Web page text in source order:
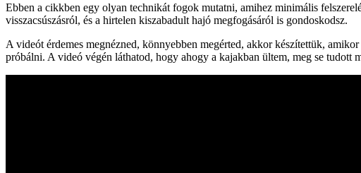
Ebben a cikkben egy olyan technikát fogok mutatni, amihez minimális
visszacsúszásról, és a hirtelen kiszabadult hajó megfogásáról is gondoskodsz.
A videót érdemes megnézned, könnyebben megérted, akkor készítettük,
próbálni. A videó végén láthatod, hogy ahogy a kajakban ültem, meg se tudott